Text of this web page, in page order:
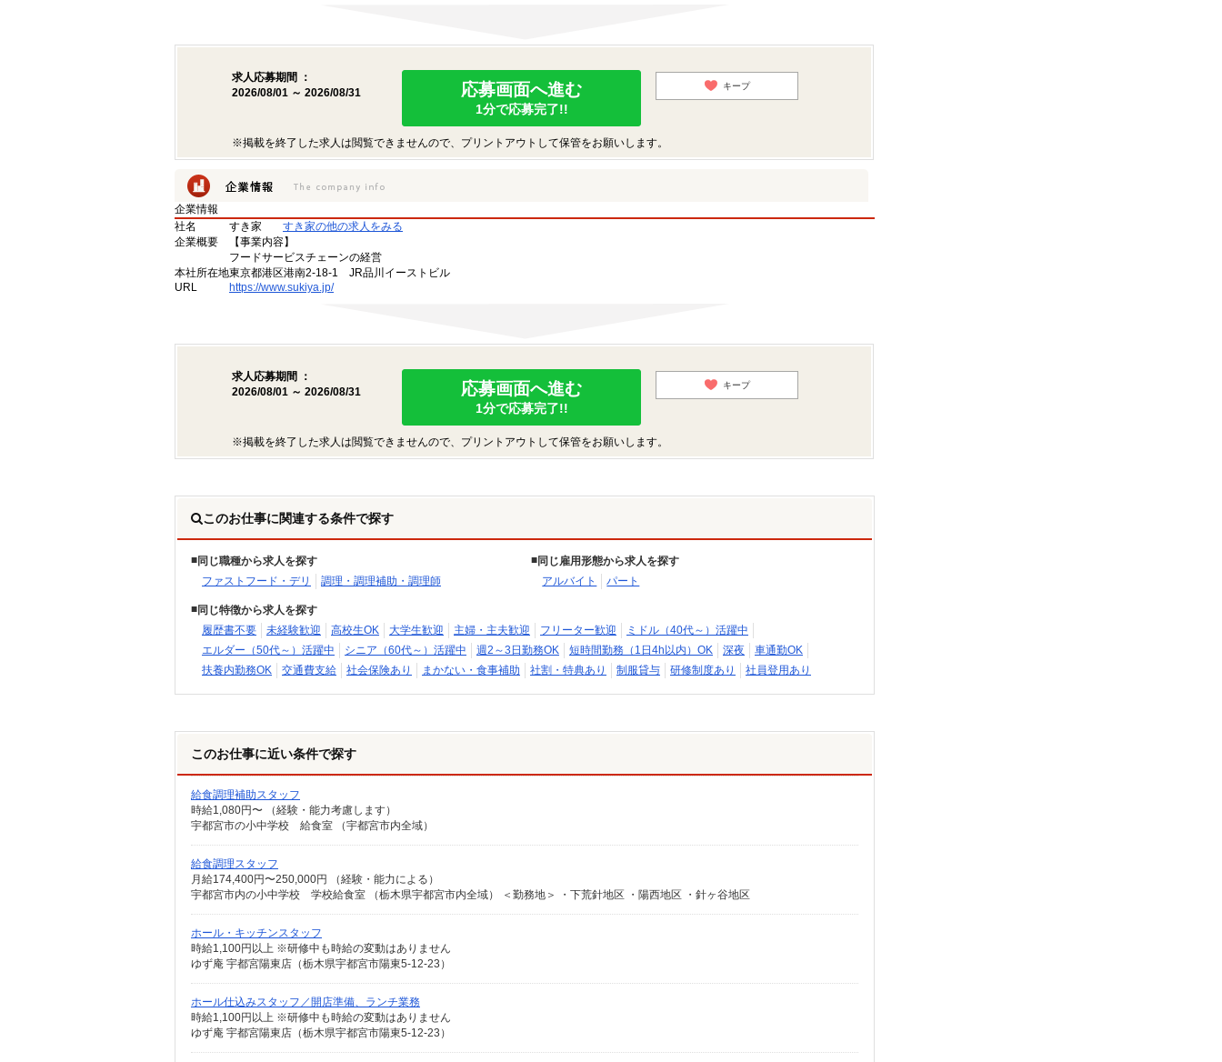
求人応募期間 ：
2026/08/01 ～ 2026/08/31
応募画面へ進む
1分で応募完了!!
キープ
※掲載を終了した求人は閲覧できませんので、プリントアウトして保管をお願いします。
企業情報
社名
すき家
すき家の他の求人をみる
企業概要
【事業内容】
フードサービスチェーンの経営
本社所在地東京都港区港南2-18-1 JR品川イーストビル
URL
https://www.sukiya.jp/
求人応募期間 ：
2026/08/01 ～ 2026/08/31
応募画面へ進む
1分で応募完了!!
キープ
※掲載を終了した求人は閲覧できませんので、プリントアウトして保管をお願いします。
このお仕事に関連する条件で探す
同じ職種から求人を探す
ファストフード・デリ
調理・調理補助・調理師
同じ雇用形態から求人を探す
アルバイト
パート
同じ特徴から求人を探す
履歴書不要
未経験歓迎 高校生OK 大学生歓迎 主婦・主夫歓迎 フリーター歓迎
ミドル（40代～）活躍中
エルダー（50代～）活躍中
シニア（60代～）活躍中 週2～3日勤務OK 短時間勤務（1日4h以内）OK 深夜
車通勤OK
扶養内勤務OK
交通費支給 社会保険あり まかない・食事補助 社割・特典あり 制服貸与 研修制度あり 社員登用あり
このお仕事に近い条件で探す
給食調理補助スタッフ
時給1,080円〜 （経験・能力考慮します）
宇都宮市の小中学校 給食室 （宇都宮市内全域）
給食調理スタッフ
月給174,400円〜250,000円 （経験・能力による）
宇都宮市内の小中学校 学校給食室 （栃木県宇都宮市内全域） ＜勤務地＞ ・下荒針地区 ・陽西地区 ・針ヶ谷地区
ホール・キッチンスタッフ
時給1,100円以上 ※研修中も時給の変動はありません
ゆず庵 宇都宮陽東店（栃木県宇都宮市陽東5-12-23）
ホール仕込みスタッフ／開店準備、ランチ業務
時給1,100円以上 ※研修中も時給の変動はありません
ゆず庵 宇都宮陽東店（栃木県宇都宮市陽東5-12-23）